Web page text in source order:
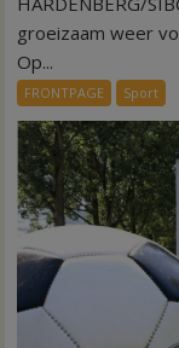
groeizaam weer
Op...
FRONTPAGE Sport